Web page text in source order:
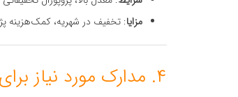
مزایا: تخفیف در شهریه، کمک‌هزینه
۴. مدارک مورد نیاز برای درخواست بورسیه در ترکیه